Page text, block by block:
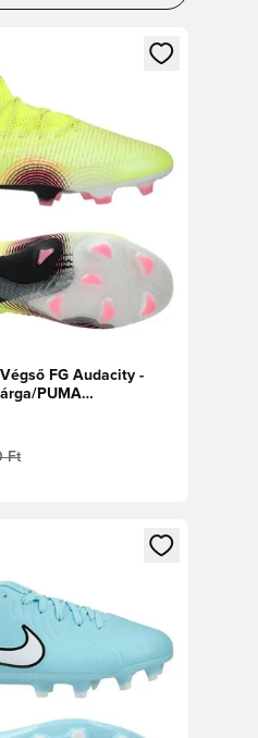
a bejelentkezéshez vagy a
FG Audacity -
PUMA
Ft
a bejelentkezéshez vagy a